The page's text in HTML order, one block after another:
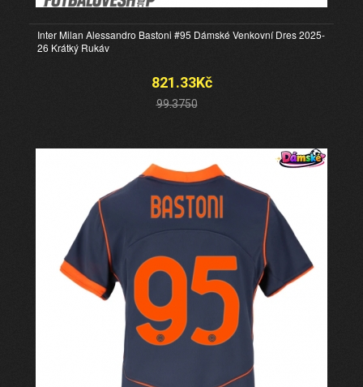
Inter Milan Alessandro Bastoni #95 Dámské Venkovní Dres 2025-
26 Krátký Rukáv
821.33Kč
99.3750